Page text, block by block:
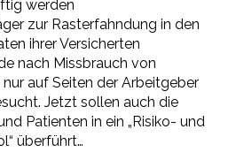
werden
zur Rasterfahndung in den
ihrer Versicherten
nach Missbrauch von
auf Seiten der Arbeitgeber
Jetzt sollen auch die
Patienten in ein „Risiko- und
überführt…